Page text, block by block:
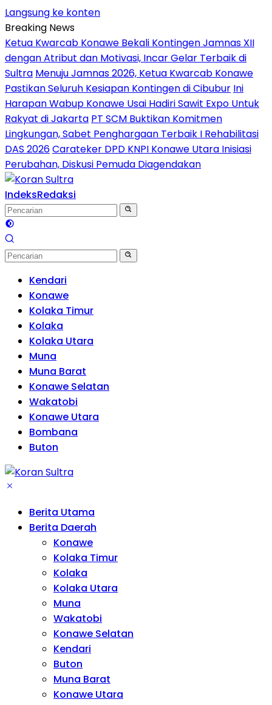
Langsung ke konten
Breaking News
Ketua Kwarcab Konawe Bekali Kontingen Jamnas XII
dengan Atribut dan Motivasi, Incar Gelar Terbaik di
Sultra Menuju Jamnas 2026, Ketua Kwarcab Konawe
Pastikan Seluruh Kesiapan Kontingen di Cibubur Ini
Harapan Wabup Konawe Usai Hadiri Sawit Expo Untuk
Rakyat di Jakarta PT SCM Buktikan Komitmen
Lingkungan, Sabet Penghargaan Terbaik I Rehabilitasi
DAS 2026Carateker DPD KNPI Konawe Utara Inisiasi
Perubahan, Diskusi Pemuda Diagendakan
IndeksRedaksi
Kendari
Konawe
Kolaka Timur
Kolaka
Kolaka Utara
Muna
Muna Barat
Konawe Selatan
Wakatobi
Konawe Utara
Bombana
Buton
Berita Utama
Berita Daerah
Konawe
Kolaka Timur
Kolaka
Kolaka Utara
Muna
Wakatobi
Konawe Selatan
Kendari
Buton
Muna Barat
Konawe Utara